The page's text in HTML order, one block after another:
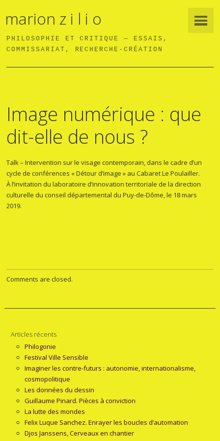
marion z i l i o
PHILOSOPHIE ET CRITIQUE — ESSAIS,
COMMISSARIAT, RECHERCHE-CRÉATION
Image numérique : que
dit-elle de nous ?
Talk – Intervention sur le visage contemporain, dans le cadre d’un
cycle de conférences « Détour d’image » au Cabaret Le Poulailler.
À l’invitation du laboratoire d’innovation territoriale de la direction
culturelle du conseil départemental du Puy-de-Dôme, le 18 mars
2019.
Comments are closed.
Articles récents
Philogonie
Festival Ville Sensible
Imaginer les contre-futurs : autonomie, internationalisme,
cosmopolitique
Les données du dessin
Guillaume Pinard. Pièces à conviction
La lutte des mondes
Felix Luque Sanchez. Enrayer les boucles d’automation
Djos Janssens, Cerveaux en chantier